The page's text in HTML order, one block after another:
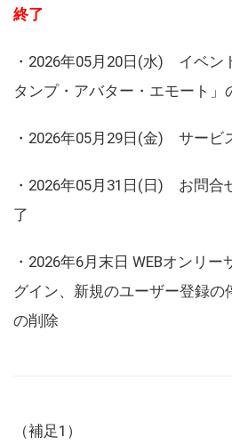
終了
・2026年05月20日(水) イベン
タンプ・アバター・エモート」
・2026年05月29日(金) サービ
・2026年05月31日(日) お問合
了
・2026年6月末日 WEBオンリ
グイン、新規のユーザー登録の
の削除
（補足1）